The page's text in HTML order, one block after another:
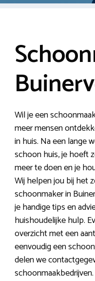
Wil je een
meer mensen
in huis. Na een lange
schoon huis, je hoeft
meer te doen en je
Wij helpen jou bij het
schoonmaker in
je handige tips en
huishoudelijke hulp.
overzicht met een
eenvoudig een
delen we
schoonmaakbedrijven.